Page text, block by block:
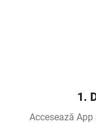
1.
Accesează